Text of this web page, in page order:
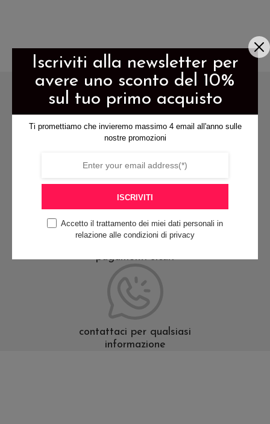
più
possono
prodotto
varianti.
Le
opzioni
possono
essere
nella
del
prodotto
spedizione gratis per ordini di
almeno 79€
pagamenti sicuri
contattaci per qualsiasi
informazione
Iscriviti alla newsletter per
avere uno sconto del 10%
sul tuo primo acquisto
Ti promettiamo che invieremo massimo 4 email all'anno sulle
nostre promozioni
ISCRIVITI
Accetto il trattamento dei miei dati personali in
relazione alle condizioni di privacy